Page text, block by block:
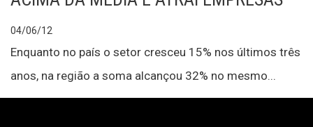
04/06/12
Enquanto no país o setor cresceu 15% nos últimos três
anos, na região a soma alcançou 32% no mesmo...